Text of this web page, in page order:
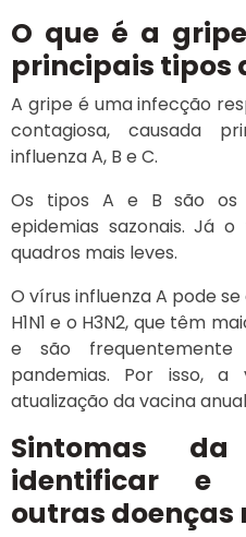
O que é a
principais tipos
A gripe é uma infecção
contagiosa, causada
influenza A, B e C.
Os tipos A e B são os
epidemias sazonais. Já
quadros mais leves.
O vírus influenza A pode
H1N1 e o H3N2, que têm
e são
pandemias. Por isso,
atualização da vacina
Sintomas
identificar e
outras